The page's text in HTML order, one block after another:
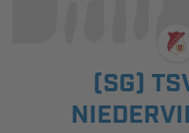
INFOTHEK
(SG)